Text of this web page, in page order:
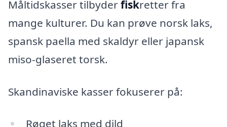
Måltidskasser tilbyderfiskretter fra
mange kulturer. Du kan prøve norsk laks,
spansk paella med skaldyr eller japansk
miso-glaseret torsk.
Skandinaviske kasser fokuserer på:
Røget laks med dild